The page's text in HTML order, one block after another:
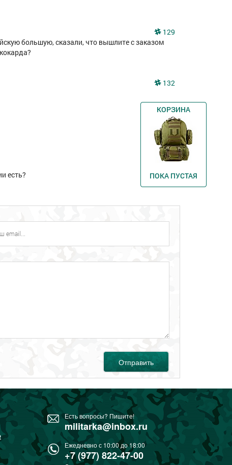
129
большую, сказали, что вышлите с заказом
132
140
264
есть?
Отправить
Есть вопросы? Пишите!
militarka@inbox.ru
Ежедневно с 10:00 до 18:00
+7 (977) 822-47-00
КОРЗИНА
ПОКА ПУСТАЯ